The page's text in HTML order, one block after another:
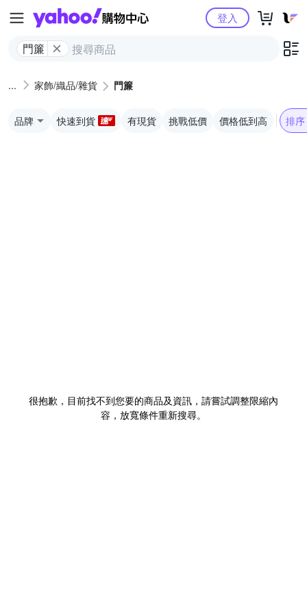
Yahoo購物中心
門簾
登入
家飾/織品/雜貨 門簾
品牌 快速到貨 有現貨 挑戰低價 價格低到高 排序
很抱歉，目前找不到您要的商品及資訊，請嘗試調整限縮內
容，放寬條件重新搜尋。